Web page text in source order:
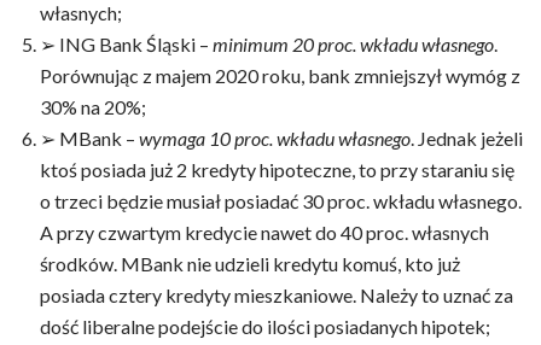
własnych;
➢ ING Bank Śląski – minimum 20 proc. wkładu własnego.
Porównując z majem 2020 roku, bank zmniejszył wymóg z
30% na 20%;
➢ MBank – wymaga 10 proc. wkładu własnego. Jednak jeżeli
ktoś posiada już 2 kredyty hipoteczne, to przy staraniu się
o trzeci będzie musiał posiadać 30 proc. wkładu własnego.
A przy czwartym kredycie nawet do 40 proc. własnych
środków. MBank nie udzieli kredytu komuś, kto już
posiada cztery kredyty mieszkaniowe. Należy to uznać za
dość liberalne podejście do ilości posiadanych hipotek;